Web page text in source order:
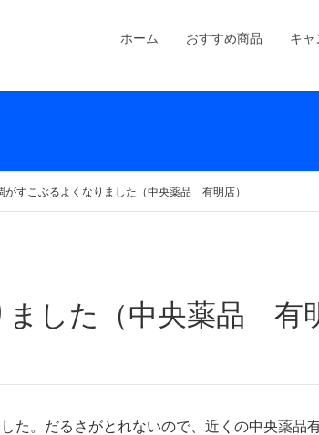
ホーム おすすめ商品 キャ
がすこぶるよくなりました（中央薬品 有明店）
。だるさがとれないので、近くの中央薬品